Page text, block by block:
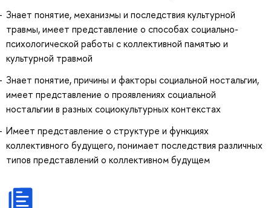
Знает понятие, механизмы и последствия культурной
травмы, имеет представление о способах социально-
психологической работы с коллективной памятью и
культурной травмой
Знает понятие, причины и факторы социальной ностальгии,
имеет представление о проявлениях социальной
ностальгии в разных социокультурных контекстах
Имеет представление о структуре и функциях
коллективного будущего, понимает последствия различных
типов представлений о коллективном будущем